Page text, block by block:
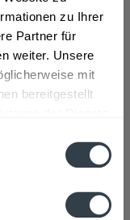
zu Ihrer
Partner für
weiter. Unsere
mit
bereitgestellt
eG,
0049 (0)...mehr
gesättigte